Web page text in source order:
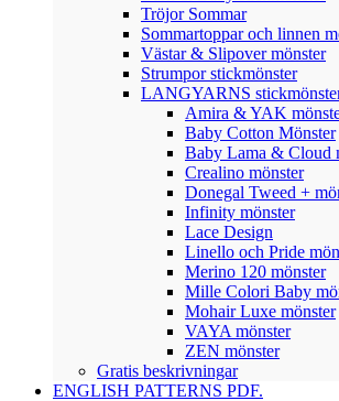
Tröjor Sommar
Sommartoppar och linnen
Västar & Slipover mönster
Strumpor stickmönster
LANGYARNS
Amira & YAK
Baby Cotton Mönster
Baby Lama & Cloud
Crealino mönster
Donegal Tweed +
Infinity mönster
Lace Design
Linello och Pride
Merino 120 mönster
Mille Colori Baby
Mohair Luxe mönster
VAYA mönster
ZEN mönster
Gratis beskrivningar
ENGLISH PATTERNS PDF.